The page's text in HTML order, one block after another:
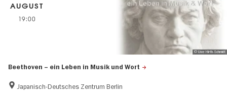
Beethoven – ein Leben in Musik und Wort
Japanisch-Deutsches Zentrum Berlin
AUGUST
19:00
© Uwe Hirth-Schmidt